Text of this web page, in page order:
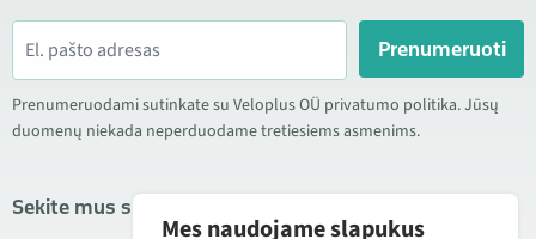
Prenumeruoti
Prenumeruodami sutinkate su Veloplus OÜ privatumo politika. Jūsų
duomenų niekada neperduodame tretiesiems asmenims.
Sekite mus socialiniuose tinkluose
Mes naudojame slapukus